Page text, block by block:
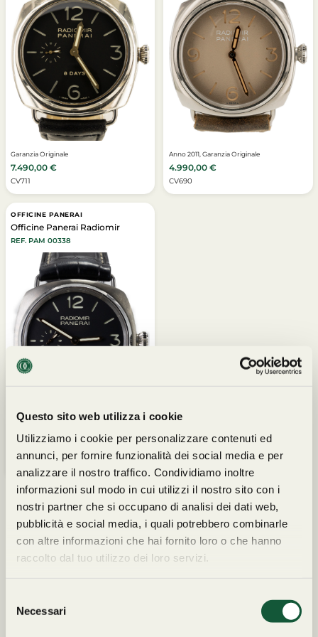
Questo sito web utilizza i cookie
Utilizziamo i cookie per personalizzare contenuti ed
annunci, per fornire funzionalità dei social media e per
analizzare il nostro traffico. Condividiamo inoltre
informazioni sul modo in cui utilizzi il nostro sito con i
nostri partner che si occupano di analisi dei dati web,
pubblicità e social media, i quali potrebbero combinarle
con altre informazioni che hai fornito loro o che hanno
raccolto dal tuo utilizzo dei loro servizi.
Necessari
Garanzia Originale
7.490,00 €
CV711
Anno 2011, Garanzia Originale
4.990,00 €
CV690
OFFICINE PANERAI
Officine Panerai Radiomir
REF. PAM 00338
Anno 2013, Garanzia Originale
8.200,00€